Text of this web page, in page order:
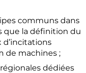
communs dans
que la définition du
d’incitations
de machines ;
dédiées